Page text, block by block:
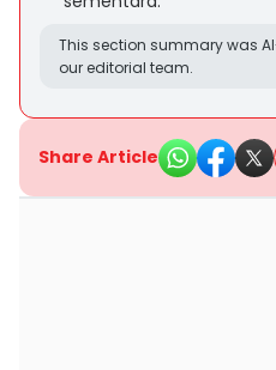
This section summary was
our editorial team.
Share Article